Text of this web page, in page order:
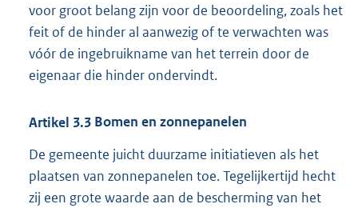
voor groot belang zijn voor de beoordeling, zoals het
feit of de hinder al aanwezig of te verwachten was
vóór de ingebruikname van het terrein door de
eigenaar die hinder ondervindt.
Artikel 3.3 Bomen en zonnepanelen
De gemeente juicht duurzame initiatieven als het
plaatsen van zonnepanelen toe. Tegelijkertijd hecht
zij een grote waarde aan de bescherming van het